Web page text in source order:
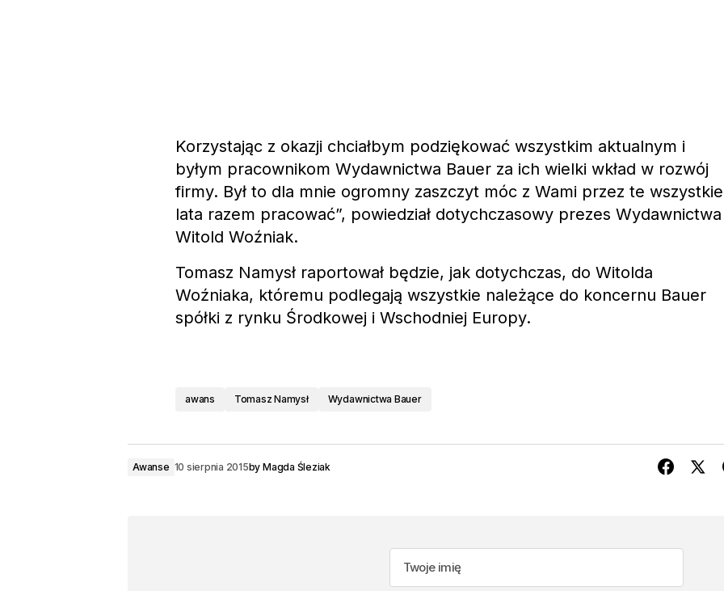
Korzystając z okazji chciałbym podziękować wszystkim aktualnym i
byłym pracownikom Wydawnictwa Bauer za ich wielki wkład w rozwój
firmy. Był to dla mnie ogromny zaszczyt móc z Wami przez te wszystkie
lata razem pracować”, powiedział dotychczasowy prezes Wydawnictwa
Witold Woźniak.
Tomasz Namysł raportował będzie, jak dotychczas, do Witolda
Woźniaka, któremu podlegają wszystkie należące do koncernu Bauer
spółki z rynku Środkowej i Wschodniej Europy.
awans Tomasz Namysł Wydawnictwa Bauer
Awanse 10 sierpnia 2015by Magda Śleziak